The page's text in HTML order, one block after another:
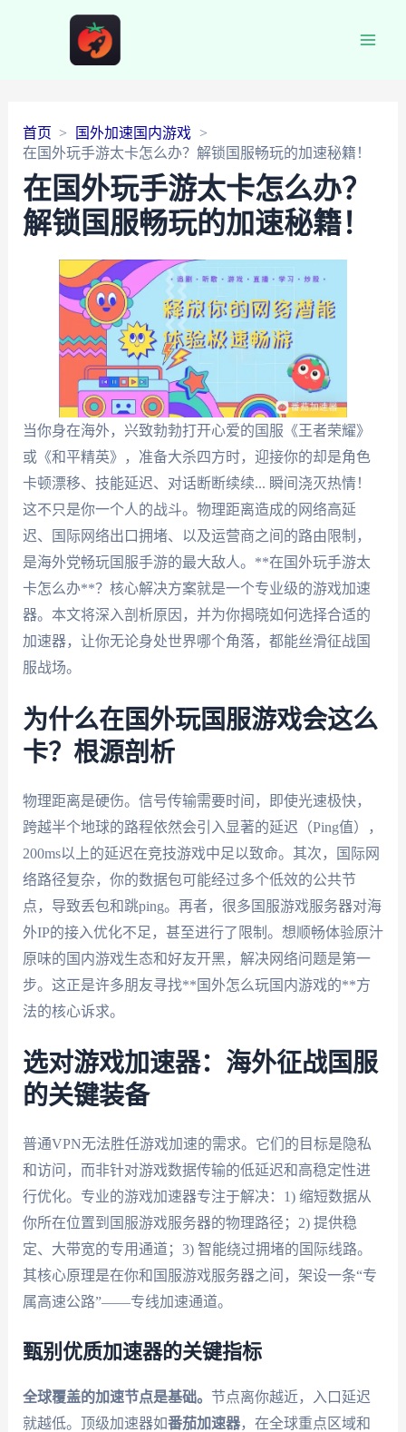
首页
国外加速国内游戏
在国外玩手游太卡怎么办？解锁国服畅玩的加速秘籍！
在国外玩手游太卡怎么办？
解锁国服畅玩的加速秘籍！
当你身在海外，兴致勃勃打开心爱的国服《王者荣耀》
或《和平精英》，准备大杀四方时，迎接你的却是角色
卡顿漂移、技能延迟、对话断断续续... 瞬间浇灭热情！
这不只是你一个人的战斗。物理距离造成的网络高延
迟、国际网络出口拥堵、以及运营商之间的路由限制，
是海外党畅玩国服手游的最大敌人。**在国外玩手游太
卡怎么办**？核心解决方案就是一个专业级的游戏加速
器。本文将深入剖析原因，并为你揭晓如何选择合适的
加速器，让你无论身处世界哪个角落，都能丝滑征战国
服战场。
为什么在国外玩国服游戏会这么
卡？根源剖析
物理距离是硬伤。信号传输需要时间，即使光速极快，
跨越半个地球的路程依然会引入显著的延迟（Ping值），
200ms以上的延迟在竞技游戏中足以致命。其次，国际网
络路径复杂，你的数据包可能经过多个低效的公共节
点，导致丢包和跳ping。再者，很多国服游戏服务器对海
外IP的接入优化不足，甚至进行了限制。想顺畅体验原汁
原味的国内游戏生态和好友开黑，解决网络问题是第一
步。这正是许多朋友寻找**国外怎么玩国内游戏的**方
法的核心诉求。
选对游戏加速器：海外征战国服
的关键装备
普通VPN无法胜任游戏加速的需求。它们的目标是隐私
和访问，而非针对游戏数据传输的低延迟和高稳定性进
行优化。专业的游戏加速器专注于解决：1) 缩短数据从
你所在位置到国服游戏服务器的物理路径；2) 提供稳
定、大带宽的专用通道；3) 智能绕过拥堵的国际线路。
其核心原理是在你和国服游戏服务器之间，架设一条“专
属高速公路”——专线加速通道。
甄别优质加速器的关键指标
全球覆盖的加速节点是基础。 节点离你越近，入口延迟
就越低。顶级加速器如番茄加速器，在全球重点区域和